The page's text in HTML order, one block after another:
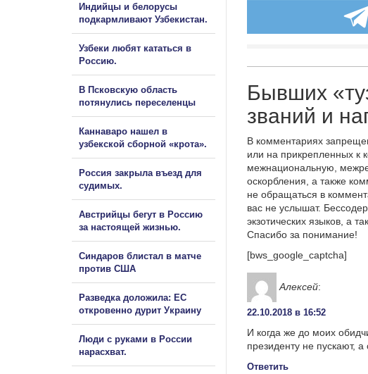
Бывших
званий и
В комментариях
или на прикрепленных к
межнациональную,
оскорбления, а также
не обращаться в
вас не услышат.
экзотических языков, а
Спасибо за понимание!
[bws_google_captcha]
Алексей:
22.10.2018 в 16:52
И когда же до моих
президенту не пускают, а
Ответить
Индийцы и белорусы
подкармливают Узбекистан.
Узбеки любят кататься в
Россию.
В Псковскую область
потянулись переселенцы
Каннаваро нашел в
узбекской сборной «крота».
Россия закрыла въезд для
судимых.
Австрийцы бегут в Россию
за настоящей жизнью.
Синдаров блистал в матче
против США
Разведка доложила: ЕС
откровенно дурит Украину
Люди с руками в России
нарасхват.